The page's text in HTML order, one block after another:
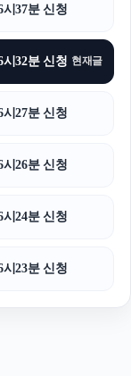
시37분 신청
시32분 신청 현재글
시27분 신청
시26분 신청
시24분 신청
시23분 신청